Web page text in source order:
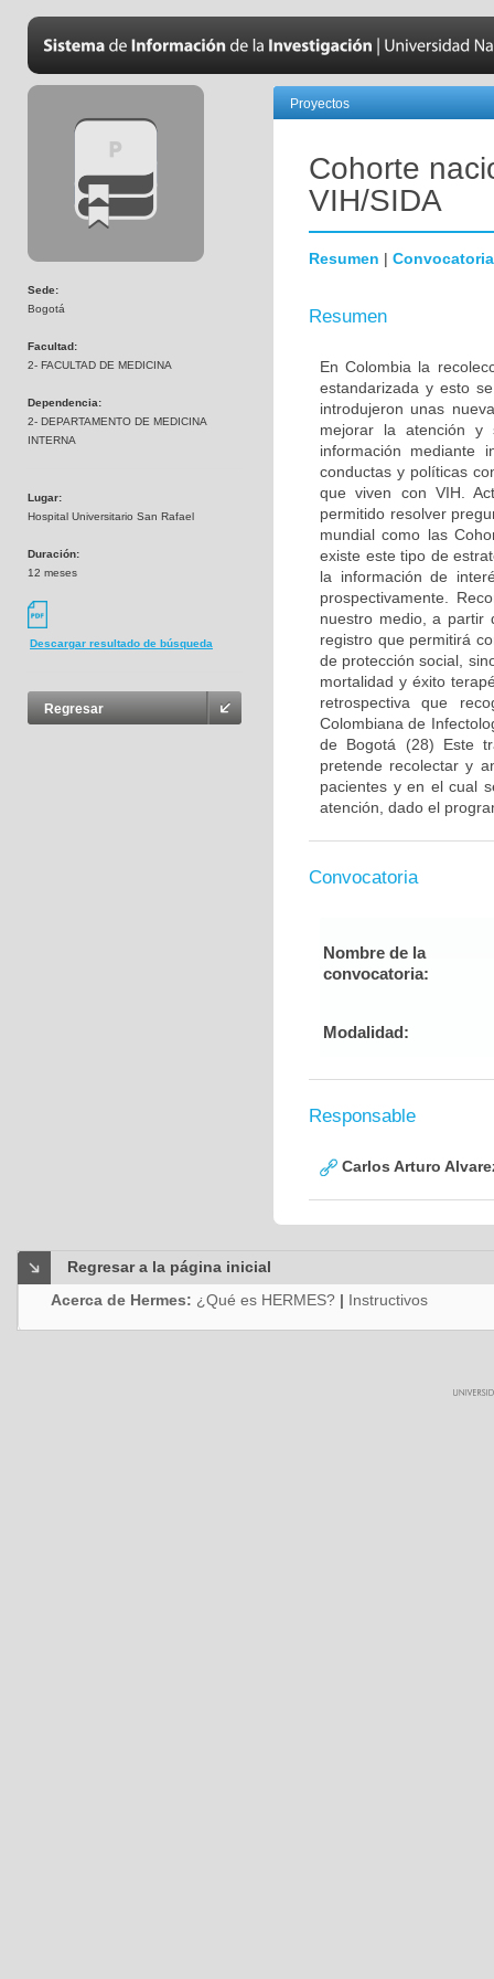
Sede:
Bogotá
Facultad:
2- FACULTAD DE MEDICINA
Dependencia:
2- DEPARTAMENTO DE MEDICINA
INTERNA
Lugar:
Hospital Universitario San Rafael
Duración:
12 meses
Descargar resultado de búsqueda
Regresar
Proyectos
Cohorte
VIH/SIDA
Resumen | Convocatoria
Resumen
En Colombia la
estandarizada y esto
introdujeron unas
mejorar la atención y
información mediante
conductas y políticas
que viven con VIH.
permitido resolver
mundial como las
existe este tipo de
la información de
prospectivamente.
nuestro medio, a partir
registro que permitirá
de protección social,
mortalidad y éxito
retrospectiva que
Colombiana de
de Bogotá (28) Este
pretende recolectar y
pacientes y en el cual
atención, dado el
Convocatoria
Nombre de la
convocatoria:
Modalidad:
Responsable
Carlos Arturo
Regresar a la página inicial
Acerca de Hermes: ¿Qué es HERMES? | Instructivos